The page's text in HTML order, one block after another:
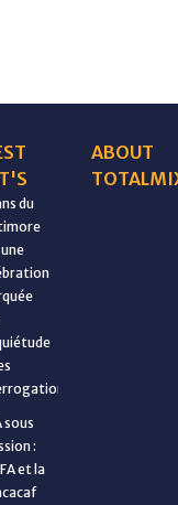
du
une
sous
:
et la
ABOUT